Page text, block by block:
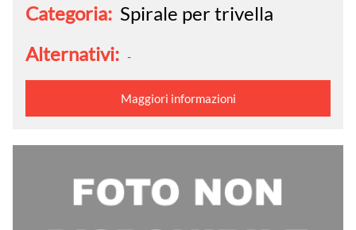
Categoria: Spirale per trivella
Alternativi: -
Maggiori informazioni